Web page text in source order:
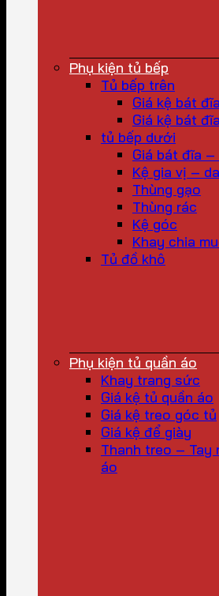
Phụ kiện tủ bếp
Tủ bếp trên
Giá kệ bát
Giá kệ bát
tủ bếp dưới
Giá bát đĩa
Kệ gia vị –
Thùng gạo
Thùng rác
Kệ góc
Khay chia
Tủ đồ khô
Phụ kiện tủ quần áo
Khay trang sức
Giá kệ tủ quần áo
Giá kệ treo góc tủ
Giá kệ để giày
Thanh treo – Tay
áo